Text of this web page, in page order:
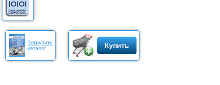
Загрузить
каталог
Купить